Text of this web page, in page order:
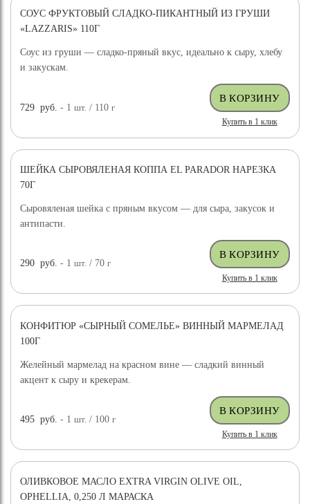
СОУС ФРУКТОВЫЙ СЛАДКО-ПИКАНТНЫЙ ИЗ ГРУШИ
«LAZZARIS» 110Г
Соус из груши — сладко-пряный вкус, идеально к сыру, хлебу
и закускам.
729 руб. - 1шт. / 110г
Купить в 1 клик
ШЕЙКА СЫРОВЯЛЕНАЯ КОППА EL PARADOR НАРЕЗКА
70Г
Сыровяленая шейка с пряным вкусом — для сыра, закусок и
антипасти.
290 руб. - 1шт. / 70г
Купить в 1 клик
КОНФИТЮР «СЫРНЫЙ СОМЕЛЬЕ» ВИННЫЙ МАРМЕЛАД
100Г
Желейный мармелад на красном вине — сладкий винный
акцент к сыру и крекерам.
495 руб. - 1шт. / 100г
Купить в 1 клик
ОЛИВКОВОЕ МАСЛО EXTRA VIRGIN OLIVE OIL,
OPHELLIA, 0,250 Л МАРАСКА